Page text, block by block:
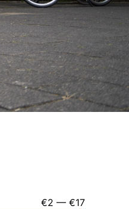
€2 —€17